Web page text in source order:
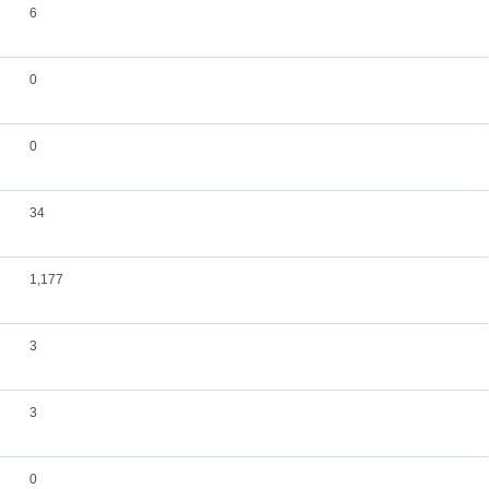
6
0
0
34
1,177
3
3
0